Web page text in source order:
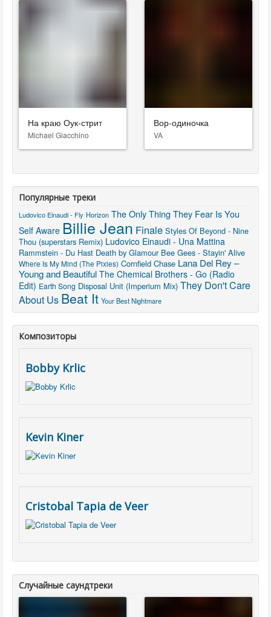
На краю Оук-стрит
Michael Giacchino
Вор-одиночка
VA
Популярные треки
Ludovico Einaudi - Fly Horizon The Only Thing They Fear Is You
Self Aware Billie Jean Finale Styles Of Beyond - Nine
Thou (superstars Remix) Ludovico Einaudi - Una Mattina
Rammstein - Du Hast Death by Glamour Bee Gees - Stayin' Alive
Where Is My Mind (The Pixies) Cornfield Chase Lana Del Rey –
Young and Beautiful The Chemical Brothers - Go (Radio
Edit) Earth Song Disposal Unit (Imperium Mix) They Don't Care
About Us Beat It Your Best Nightmare
Композиторы
Bobby Krlic
Kevin Kiner
Cristobal Tapia de Veer
Случайные саундтреки